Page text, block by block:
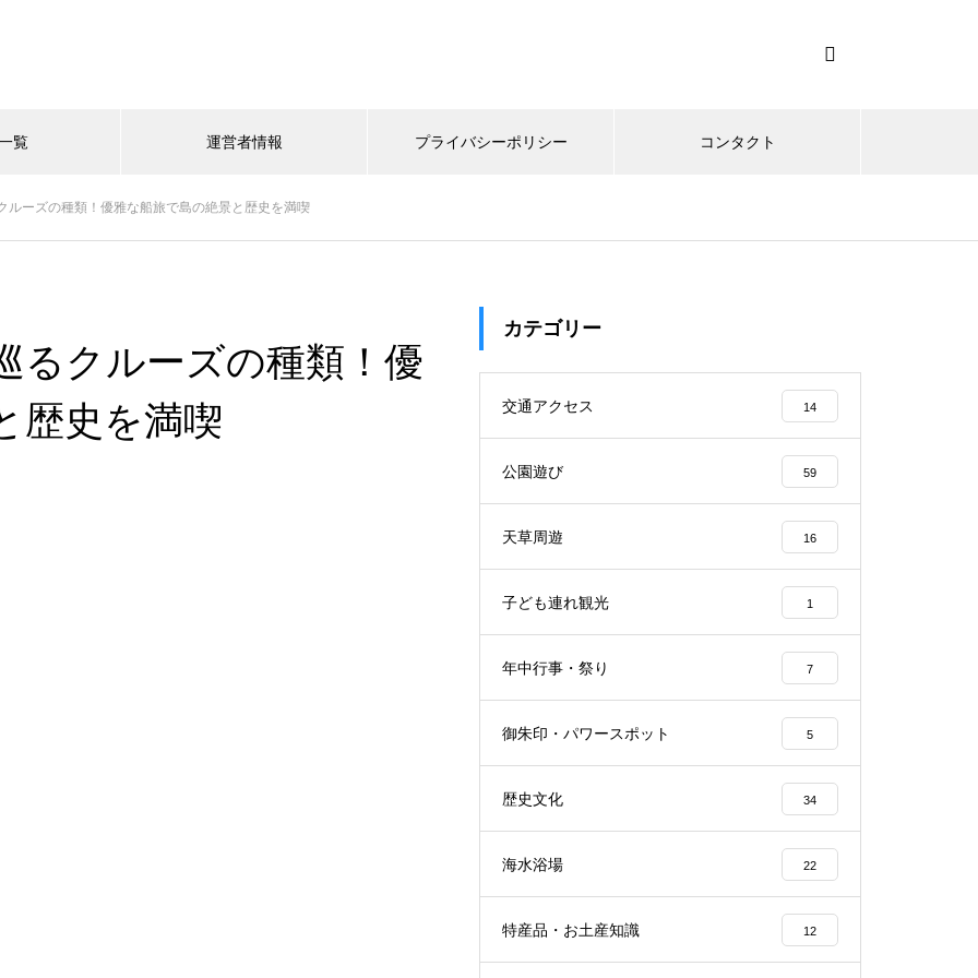
覧 運営者情報 プライバシーポリシー コンタクト
ルーズの種類！優雅な船旅で島の絶景と歴史を満喫
るクルーズの種類！優
歴史を満喫
カテゴリー
交通アクセス 14
公園遊び 59
天草周遊 16
子ども連れ観光 1
年中行事・祭り 7
御朱印・パワースポット 5
歴史文化 34
海水浴場 22
特産品・お土産知識 12